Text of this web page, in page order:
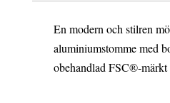
En modern och stilren
aluminiumstomme med
obehandlad FSC®-märkt